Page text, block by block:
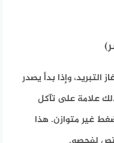
وإذا بدأ يصدر
علامة على تآكل
غير متوازن. هذا